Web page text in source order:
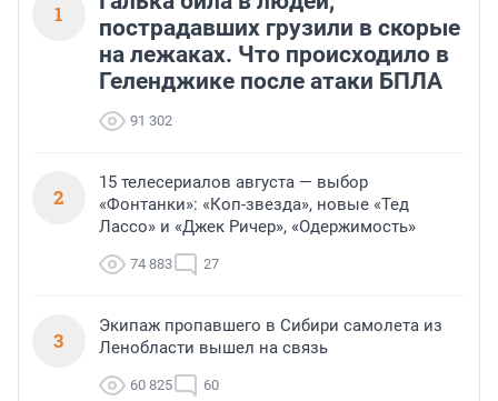
1
пострадавших грузили в скорые
на лежаках. Что происходило в
Геленджике после атаки БПЛА
91 302
2
15 телесериалов августа — выбор
«Фонтанки»: «Коп-звезда», новые «Тед
Лассо» и «Джек Ричер», «Одержимость»
74 883 27
3
Экипаж пропавшего в Сибири самолета из
Ленобласти вышел на связь
60 825 60